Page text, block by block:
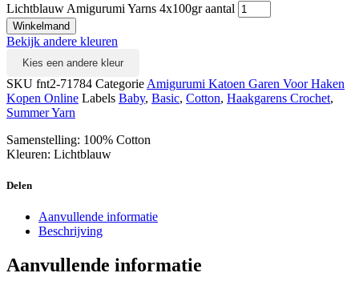
Lichtblauw Amigurumi Yarns 4x100gr aantal
Winkelmand
Bekijk andere kleuren
Kies een andere kleur
SKU fnt2-71784 Categorie Amigurumi Katoen Garen Voor Haken
Kopen Online Labels Baby, Basic, Cotton, Haakgarens Crochet,
Summer Yarn
Samenstelling: 100% Cotton
Kleuren: Lichtblauw
Delen
Aanvullende informatie
Beschrijving
Aanvullende informatie